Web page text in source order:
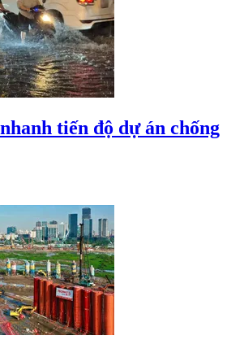
tiến độ dự án chống